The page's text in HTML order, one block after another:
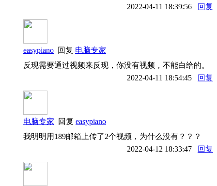
2022-04-11 18:39:56
回复
easypiano 回复 电脑专家
反现需要通过视频来反现，你没有视频，不能白给的。
2022-04-11 18:54:45
回复
电脑专家 回复 easypiano
我明明用189邮箱上传了2个视频，为什么没有？？？
2022-04-12 18:33:47
回复